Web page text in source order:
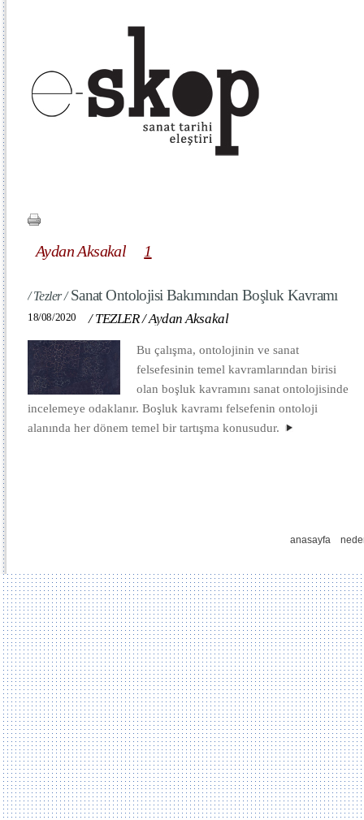
Aydan Aksakal 1
/ Tezler /Sanat Ontolojisi Bakımından Boşluk Kavramı
18/08/2020 /TEZLER /Aydan Aksakal
Bu çalışma, ontolojinin ve sanat
felsefesinin temel kavramlarından birisi
olan boşluk kavramını sanat ontolojisinde
incelemeye odaklanır. Boşluk kavramı felsefenin ontoloji
alanında her dönem temel bir tartışma konusudur.
anasayfa